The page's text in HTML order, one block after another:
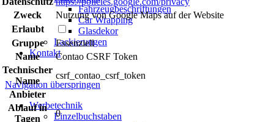
Fahrzeugbeschriftungen
Car Wrapping
Glasdekor
Lackierungen
Kontakt
Navigation überspringen
Werbetechnik
Einzelbuchstaben
Zweck
Nutzung von Google Maps auf der Website
Erlaubt
Gruppe
Essenziell
Name
Contao CSRF Token
Technischer
Name
csrf_contao_csrf_token
Anbieter
Ablauf in
Tagen
0